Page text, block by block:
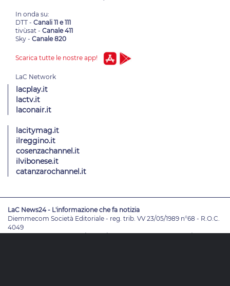
In onda su:
DTT - Canali 11 e 111
tivùsat - Canale 411
Sky - Canale 820
Scarica tutte le nostre app!
lacplay.it
lactv.it
laconair.it
lacitymag.it
ilreggino.it
cosenzachannel.it
ilvibonese.it
catanzarochannel.it
LaC News24 - L'informazione che fa notizia
Diemmecom Società Editoriale - reg. trib. VV 23/05/1989 n°68 - R.O.C.
4049
Direttore ResponsabileAlessandro Russo- VicedirettoriEnrico De